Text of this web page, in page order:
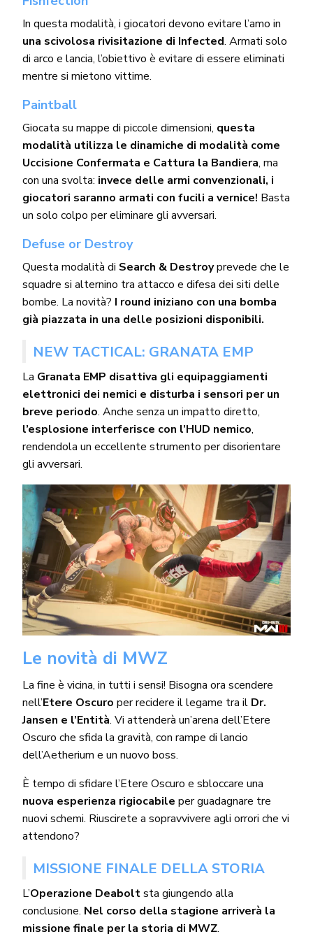
In questa modalità, i giocatori devono evitare l’amo in
una scivolosa rivisitazione di Infected. Armati solo
di arco e lancia, l’obiettivo è evitare di essere eliminati
mentre si mietono vittime.
Paintball
Giocata su mappe di piccole dimensioni, questa
modalità utilizza le dinamiche di modalità come
Uccisione Confermata e Cattura la Bandiera, ma
con una svolta: invece delle armi convenzionali, i
giocatori saranno armati con fucili a vernice! Basta
un solo colpo per eliminare gli avversari.
Defuse or Destroy
Questa modalità di Search & Destroyprevede che le
squadre si alternino tra attacco e difesa dei siti delle
bombe. La novità? I round iniziano con una bomba
già piazzata in una delle posizioni disponibili.
NEW TACTICAL: GRANATA EMP
La Granata EMP disattiva gli equipaggiamenti
elettronici dei nemici e disturba i sensori per un
breve periodo. Anche senza un impatto diretto,
l’esplosione interferisce con l’HUD nemico,
rendendola un eccellente strumento per disorientare
gli avversari.
Le novità di MWZ
La fine è vicina, in tutti i sensi! Bisogna ora scendere
nell’Etere Oscuro per recidere il legame tra il Dr.
Jansen e l’Entità. Vi attenderà un’arena dell’Etere
Oscuro che sfida la gravità, con rampe di lancio
dell’Aetherium e un nuovo boss.
È tempo di sfidare l’Etere Oscuro e sbloccare una
nuova esperienza rigiocabile per guadagnare tre
nuovi schemi. Riuscirete a sopravvivere agli orrori che vi
attendono?
MISSIONE FINALE DELLA STORIA
L’Operazione Deaboltsta giungendo alla
conclusione. Nel corso della stagione arriverà la
missione finale per la storia di MWZ.